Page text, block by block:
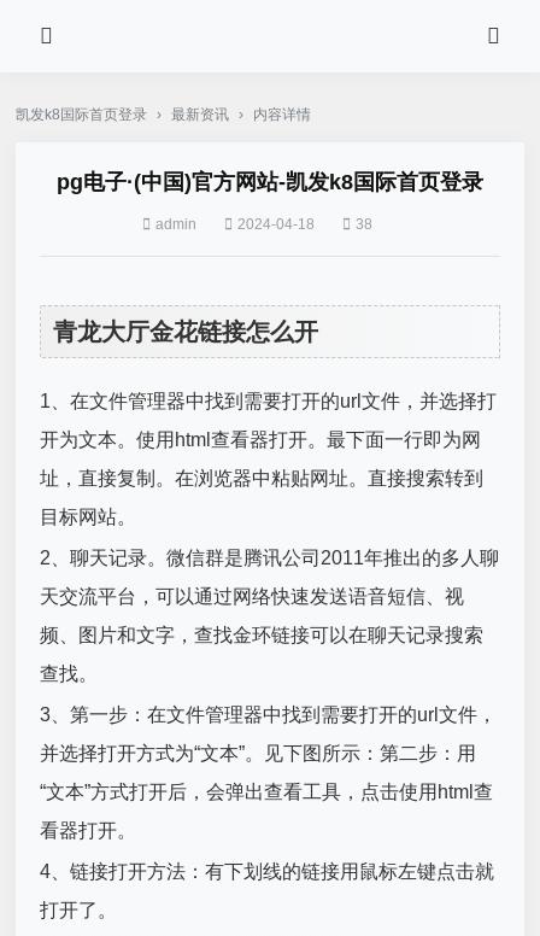
凯发k8国际首页登录 › 最新资讯 › 内容详情
pg电子·(中国)官方网站-凯发k8国际首页登录
admin 2024-04-18 38
青龙大厅金花链接怎么开
1、在文件管理器中找到需要打开的url文件，并选择打
开为文本。使用html查看器打开。最下面一行即为网
址，直接复制。在浏览器中粘贴网址。直接搜索转到
目标网站。
2、聊天记录。微信群是腾讯公司2011年推出的多人聊
天交流平台，可以通过网络快速发送语音短信、视
频、图片和文字，查找金环链接可以在聊天记录搜索
查找。
3、第一步：在文件管理器中找到需要打开的url文件，
并选择打开方式为“文本”。见下图所示：第二步：用
“文本”方式打开后，会弹出查看工具，点击使用html查
看器打开。
4、链接打开方法：有下划线的链接用鼠标左键点击就
打开了。